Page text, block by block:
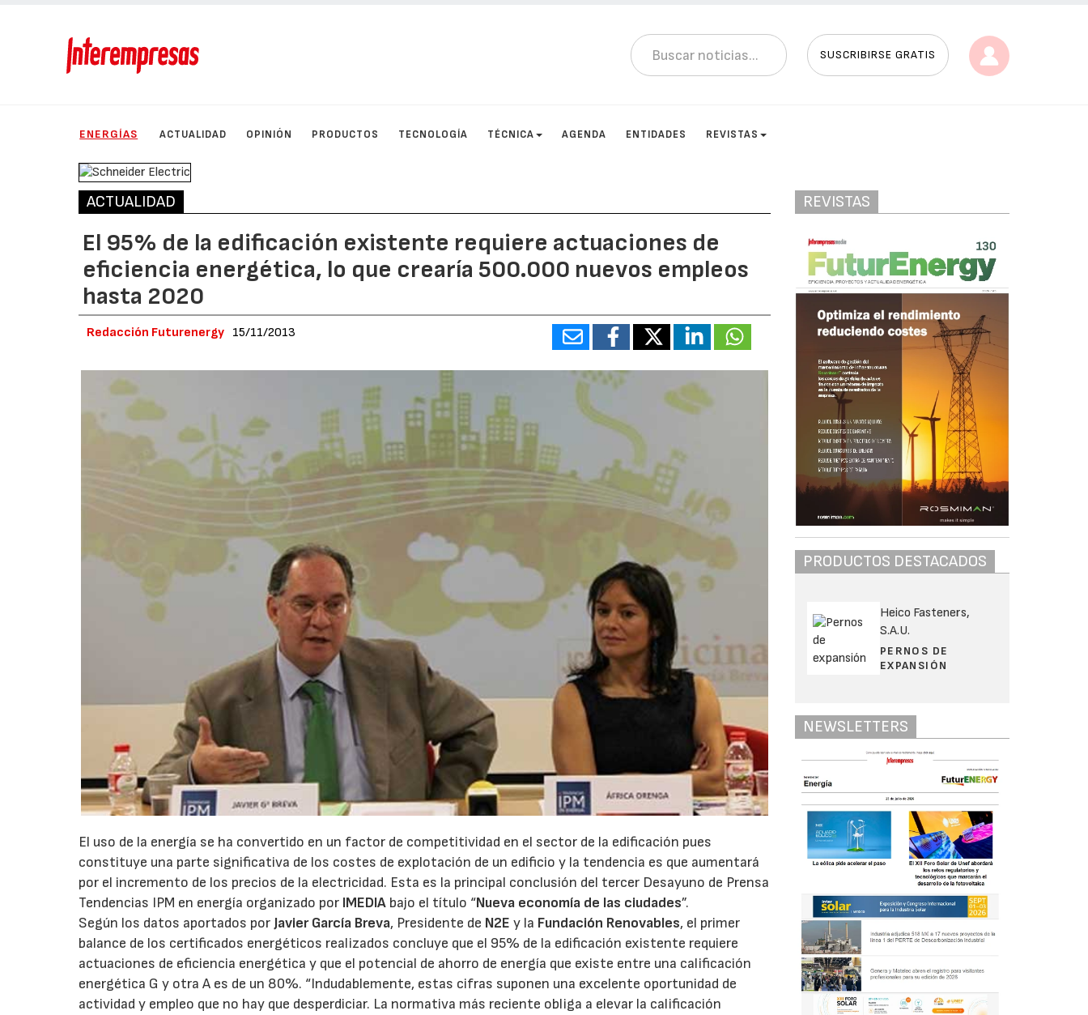
SUSCRIBIRSE GRATIS
ENERGÍAS ACTUALIDAD OPINIÓN PRODUCTOS TECNOLOGÍA TÉCNICA AGENDA ENTIDADES REVISTAS
ACTUALIDAD
El 95% de la edificación existente requiere actuaciones de
eficiencia energética, lo que crearía 500.000 nuevos empleos
hasta 2020
Redacción Futurenergy 15/11/2013
El uso de la energía se ha convertido en un factor de competitividad en el sector de la edificación pues
constituye una parte significativa de los costes de explotación de un edificio y la tendencia es que aumentará
por el incremento de los precios de la electricidad. Esta es la principal conclusión del tercer Desayuno de Prensa
Tendencias IPM en energía organizado por IMEDIA bajo el título “Nueva economía de las ciudades”.
Según los datos aportados porJavier García Breva, Presidente de N2Ey la Fundación Renovables, el primer
balance de los certificados energéticos realizados concluye que el 95% de la edificación existente requiere
actuaciones de eficiencia energética y que el potencial de ahorro de energía que existe entre una calificación
energética G y otra A es de un 80%. “Indudablemente, estas cifras suponen una excelente oportunidad de
actividad y empleo que no hay que desperdiciar. La normativa más reciente obliga a elevar la calificación
REVISTAS
PRODUCTOS DESTACADOS
Heico Fasteners,
S.A.U.
PERNOS DE
EXPANSIÓN
NEWSLETTERS